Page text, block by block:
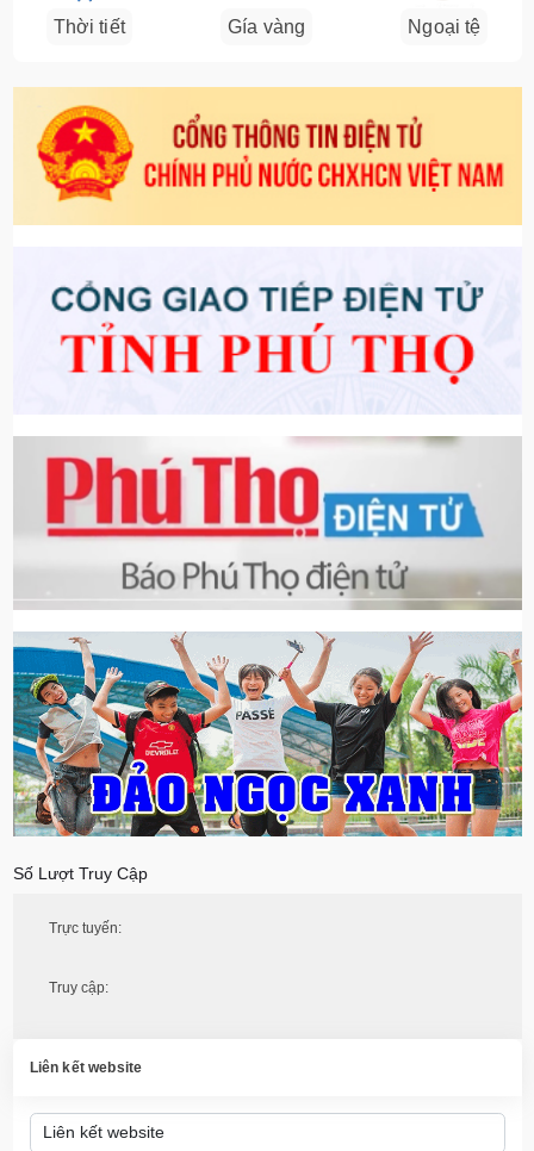
Thời tiết Gía vàng Ngoại tệ
Số Lượt Truy Cập
Trực tuyến:
Truy cập:
Liên kết website